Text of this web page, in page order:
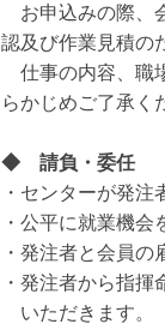
お申込みの際、
認及び作業見積の
仕事の内容、職
らかじめご了承く
◆ 請負・委任
・センターが発
・公平に就業機会
・発注者と会員の
・発注者から指
いただきます。